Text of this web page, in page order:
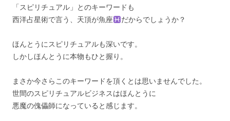
「スピリチュアル」とのキーワードも
西洋占星術で言う、天頂が魚座
だからでしょうか？
ほんとうにスピリチュアルも深いです。
しかしほんとうに本物もひと握り。
まさか今さらこのキーワードを頂くとは思いませんでした。
世間のスピリチュアルビジネスはほんとうに
悪魔の傀儡師になっていると感じます。